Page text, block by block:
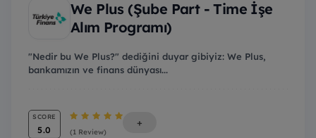
We Plus (Şube Part - Time İşe
Alım Programı)
"Nedir bu We Plus?" dediğini duyar gibiyiz: We Plus,
bankamızın ve finans dünyası...
SCORE
5.0 (1 Review)
+